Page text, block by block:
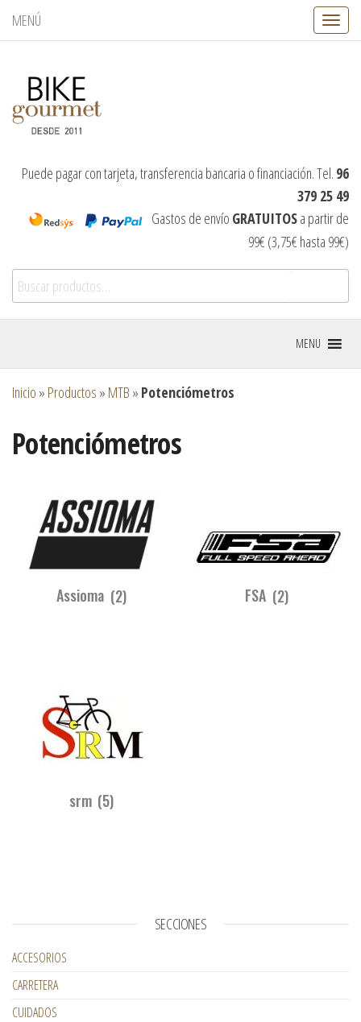
MENÚ
C
a
e
g
a
i
Puede pagar con tarjeta, transferencia bancaria o financiación. Tel. 96
379 25 49
Gastos de envío GRATUITOSa partir de
99€ (3,75€ hasta 99€)
MENU
Inicio » Productos » MTB » Potenciómetros
Potenciómetros
Assioma (2) FSA (2)
srm (5)
SECCIONES
ACCESORIOS
CARRETERA
CUIDADOS